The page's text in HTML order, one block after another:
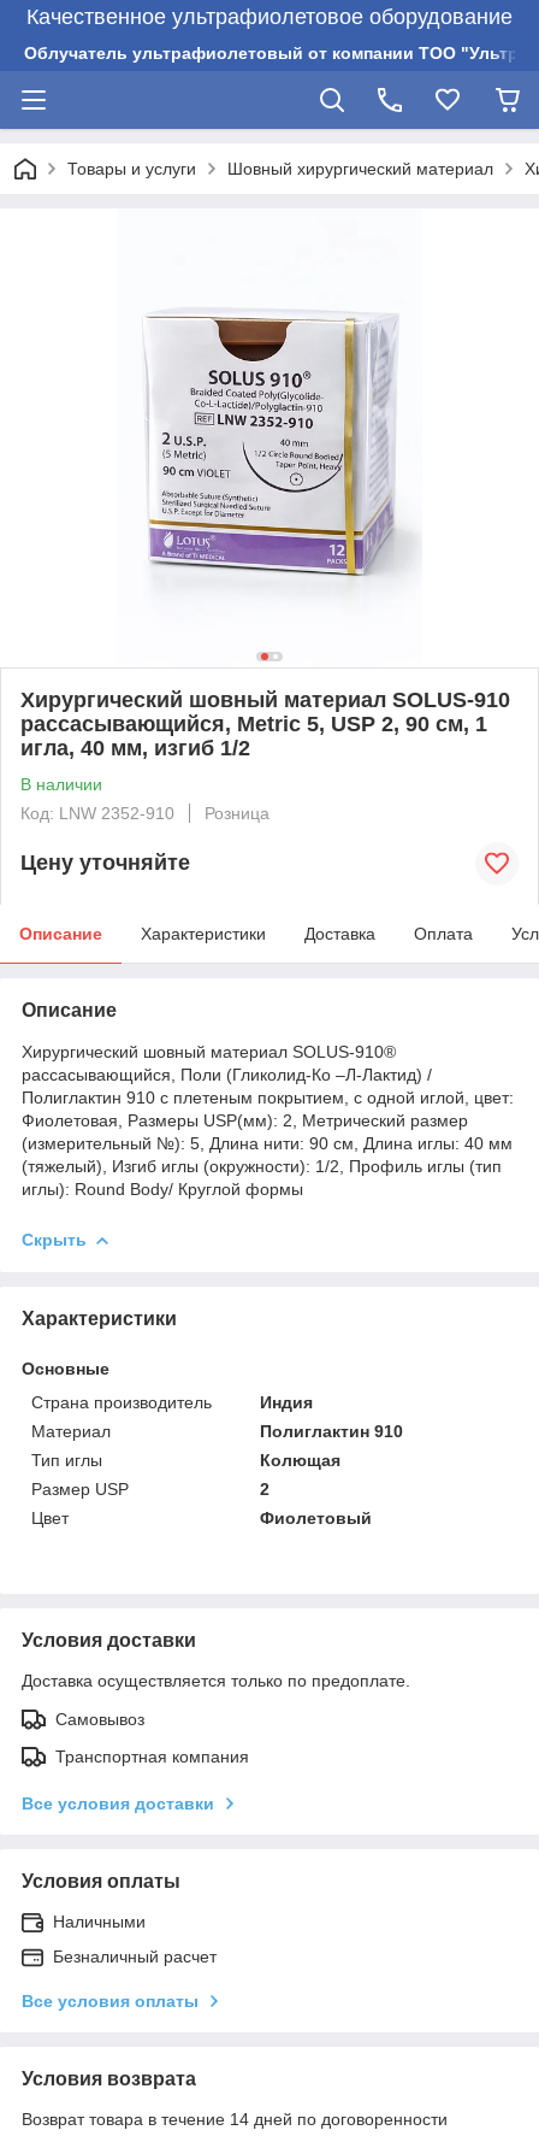
Качественное ультрафиолетовое оборудование
Облучатель ультрафиолетовый от компании ТОО
Товары и услуги Шовный хирургический материал
Хирургический шовный материал SOLUS-910
рассасывающийся, Metric 5, USP 2, 90 см, 1
игла, 40 мм, изгиб 1/2
В наличии
Код: LNW 2352-910
Розница
Цену уточняйте
Описание Характеристики Доставка Оплата
Описание
Хирургический шовный материал SOLUS-910®
рассасывающийся, Поли (Гликолид-Ко –Л-Лактид) /
Полиглактин 910 с плетеным покрытием, с одной иглой, цвет:
Фиолетовая, Размеры USP(мм): 2, Метрический размер
(измерительный №): 5, Длина нити: 90 см, Длина иглы: 40 мм
(тяжелый), Изгиб иглы (окружности): 1/2, Профиль иглы (тип
иглы): Round Body/ Круглой формы
Скрыть
Характеристики
Основные
Страна производитель
Индия
Материал
Полиглактин 910
Тип иглы
Колющая
Размер USP
2
Цвет
Фиолетовый
Условия доставки
Доставка осуществляется только по предоплате.
Самовывоз
Транспортная компания
Все условия доставки
Условия оплаты
Наличными
Безналичный расчет
Все условия оплаты
Условия возврата
Возврат товара в течение 14 дней по договоренности